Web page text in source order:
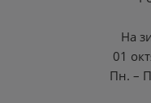
На
01
Пн. –